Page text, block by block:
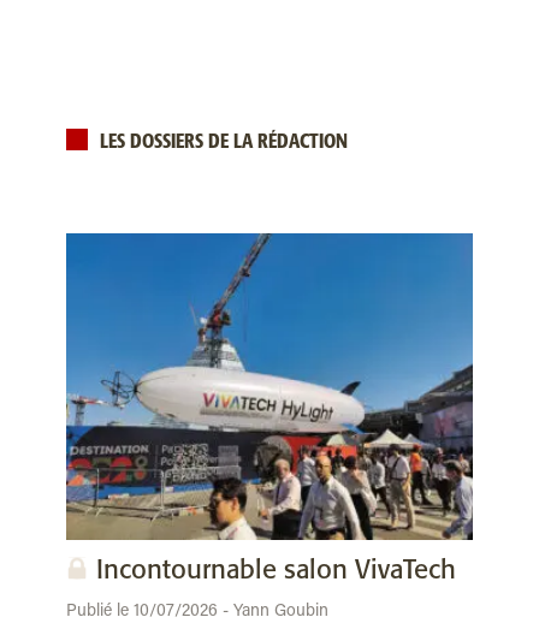
LES DOSSIERS DE LA RÉDACTION
Incontournable salon VivaTech
Publié le 10/07/2026 - Yann Goubin